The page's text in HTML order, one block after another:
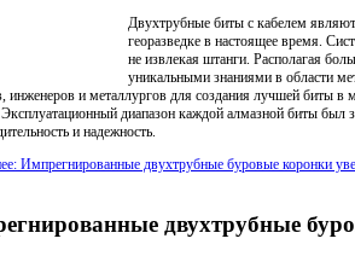
Двухтрубные биты с кабелем
георазведке в настоящее время.
не извлекая штанги. Располагая
уникальными знаниями в области
инженеров и металлургов для создания лучшей биты
Эксплуатационный диапазон каждой алмазной биты был
и надежность.
Импрегнированные двухтрубные буровые коронки
двухтрубные